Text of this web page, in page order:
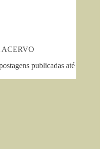
publicadas até